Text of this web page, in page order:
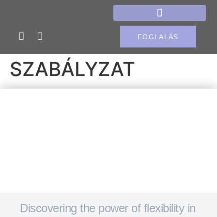
FOGLALÁS
SZABÁLYZAT
Discovering the power of flexibility in